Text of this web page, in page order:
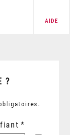
AIDE
?